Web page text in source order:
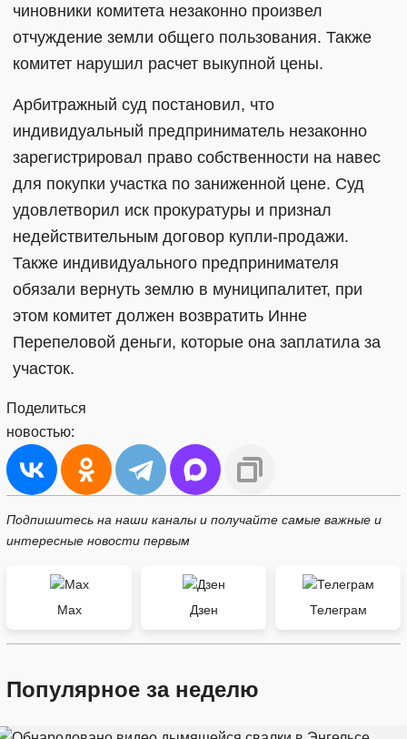
чиновники комитета незаконно произвел
отчуждение земли общего пользования. Также
комитет нарушил расчет выкупной цены.
Арбитражный суд постановил, что
индивидуальный предприниматель незаконно
зарегистрировал право собственности на навес
для покупки участка по заниженной цене. Суд
удовлетворил иск прокуратуры и признал
недействительным договор купли-продажи.
Также индивидуального предпринимателя
обязали вернуть землю в муниципалитет, при
этом комитет должен возвратить Инне
Перепеловой деньги, которые она заплатила за
участок.
Поделиться
новостью:
Подпишитесь на наши каналы и получайте самые важные и
интересные новости первым
Max Дзен Телеграм
Популярное за неделю